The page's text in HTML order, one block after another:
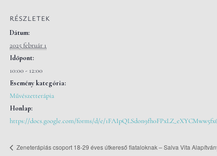
RÉSZLETEK
Dátum:
2025 február 1
Időpont:
10:00 - 12:00
Esemény kategória:
Művészetterápia
Honlap:
https://docs.google.com/forms/d/e/
Zeneterápiás csoport 18-29 éves útkereső fiataloknak – Salva Vita